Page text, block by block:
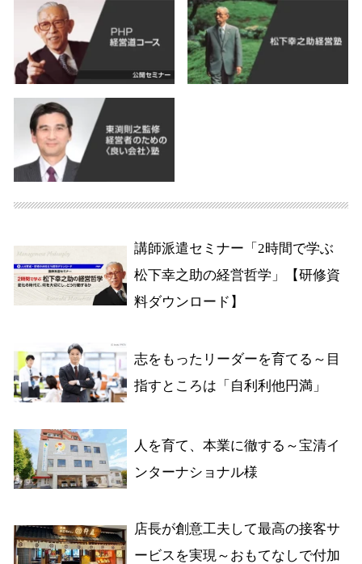
講師派遣セミナー「2時間で学ぶ
松下幸之助の経営哲学」【研修資
料ダウンロード】
志をもったリーダーを育てる～目
指すところは「自利利他円満」
人を育て、本業に徹する～宝清イ
ンターナショナル様
店長が創意工夫して最高の接客サ
ービスを実現～おもてなしで付加